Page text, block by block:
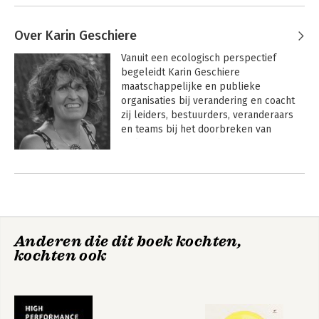
Over Karin Geschiere
Vanuit een ecologisch perspectief
begeleidt Karin Geschiere
maatschappelijke en publieke
organisaties bij verandering en coacht
zij leiders, bestuurders, veranderaars
en teams bij het doorbreken van
mensen wijsmoedig de dialoog kunnen
adviseur en P&O-manager in het
de jeugdzorg. Zij stond aan de basis van
handelen, vinden we volgens Karin in de
Anderen die dit boek kochten,
kochten ook